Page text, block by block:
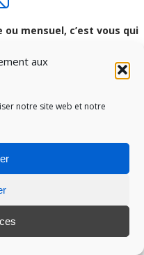
aux
notre site web et notre
mensuel, c’est vous qui
COREENNE
5 (13)